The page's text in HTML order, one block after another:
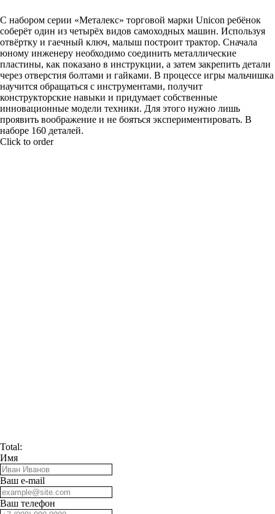
С набором серии «Металекс» торговой марки Unicon ребёнок
соберёт один из четырёх видов самоходных машин. Используя
отвёртку и гаечный ключ, малыш построит трактор. Сначала
юному инженеру необходимо соединить металлические
пластины, как показано в инструкции, а затем закрепить детали
через отверстия болтами и гайками. В процессе игры мальчишка
научится обращаться с инструментами, получит
конструкторские навыки и придумает собственные
инновационные модели техники. Для этого нужно лишь
проявить воображение и не бояться экспериментировать. В
наборе 160 деталей.
Click to order
Total:
Имя
Ваш e-mail
Ваш телефон